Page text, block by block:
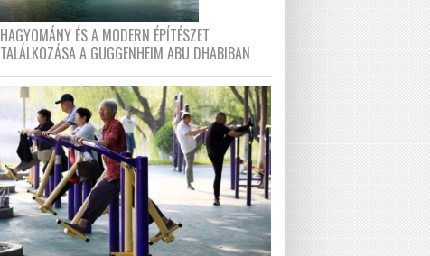
HAGYOMÁNY ÉS A MODERN ÉPÍTÉSZET
TALÁLKOZÁSA A GUGGENHEIM ABU DHABIBAN